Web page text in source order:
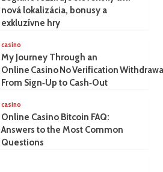
nová lokalizácia, bonusy a
exkluzívne hry
casino
My Journey Through an
Online Casino No Verification
From Sign‑Up to Cash‑Out
casino
Online Casino Bitcoin FAQ:
Answers to the Most Common
Questions